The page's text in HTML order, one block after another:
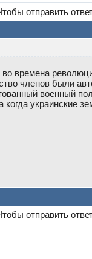
отправить
времена
членов были
военный
когда украинские
отправить